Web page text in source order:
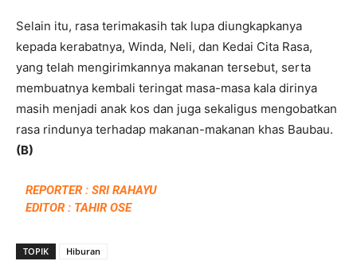
Selain itu, rasa terimakasih tak lupa diungkapkanya
kepada kerabatnya, Winda, Neli, dan Kedai Cita Rasa,
yang telah mengirimkannya makanan tersebut, serta
membuatnya kembali teringat masa-masa kala dirinya
masih menjadi anak kos dan juga sekaligus mengobatkan
rasa rindunya terhadap makanan-makanan khas Baubau.
(B)
REPORTER : SRI RAHAYU
EDITOR : TAHIR OSE
TOPIK Hiburan